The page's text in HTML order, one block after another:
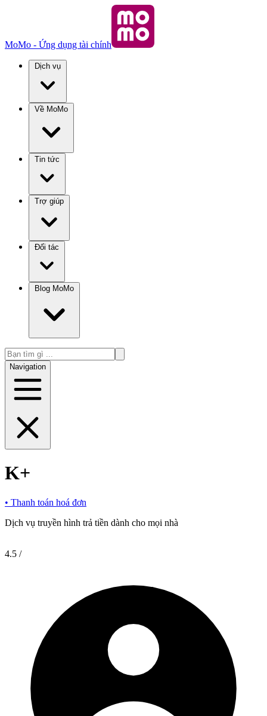
MoMo - Ứng dụng tài chính
Dịch vụ
Về MoMo
Tin tức
Trợ giúp
Đối tác
Blog MoMo
Navigation
K+
• Thanh toán hoá đơn
Dịch vụ truyền hình trả tiền dành cho mọi nhà
4.5 /